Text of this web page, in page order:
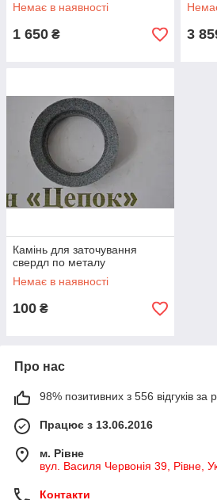
Немає в наявності
1 650 ₴ 3
Камінь для заточування
свердл по металу
Немає в наявності
100 ₴
Про нас
98% позитивних з 556 відгуків за
Працює з 13.06.2016
м. Рівне
вул. Василя Червонія 39, Рівне,
Контакти